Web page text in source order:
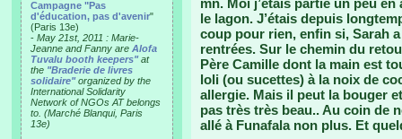
Campagne "Pas
d'éducation, pas d'avenir"
(Paris 13e)
- May 21st, 2011 : Marie-
Jeanne and Fanny are Alofa
Tuvalu booth keepers"at
the "Braderie de livres
solidaire"organized by the
International Solidarity
Network of NGOs AT belongs
to. (Marché Blanqui, Paris
13e)
mn. Moi j’étais partie un peu
le lagon. J’étais depuis
coup pour rien, enfin si, Sarah
rentrées. Sur le chemin du
Père Camille dont la main est
loli (ou sucettes) à la noix de
allergie. Mais il peut la bouger
pas très très beau.. Au coin de
allé à Funafala non plus. Et